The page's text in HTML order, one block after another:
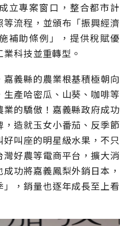
立專案窗口，整合都市計
流程，並頒布「振興經濟
補助條例」，提供稅賦優
科技並重轉型。
義縣的農業根基積極朝向
產哈密瓜、山葵、咖啡等
的驕傲！嘉義縣政府成功
造就玉女小番茄、反季節
叫座的明星級水果，不只
好農等電商平台，擴大消
功將嘉義鳳梨外銷日本，
，銷量也逐年成長至上看